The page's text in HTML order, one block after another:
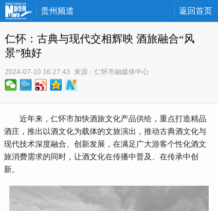
贵州频道 返回首页
仁怀：古典与现代交相辉映 酒旅融合“风
景”独好
2024-07-10 16:27:43 来源： 仁怀市融媒体中心
近年来，仁怀市加快酒旅文化产品供给，重点打造精品
酒庄，推出以酒文化为载体的文旅演出，推动古典酒文化与
现代技术深度融合、创新发展，在满足广大游客个性化酒文
旅消费需求的同时，让酒文化在传播中普及、在传承中创
新。